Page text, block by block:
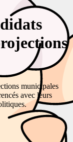
municipales
avec leurs